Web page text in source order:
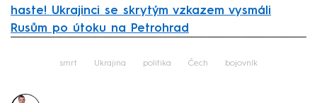
haste! Ukrajinci se skrytým vzkazem vysmáli
Rusům po útoku na Petrohrad
smrt Ukrajina politika Čech bojovník